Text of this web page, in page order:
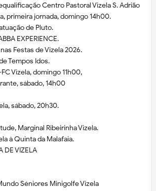
Centro Pastoral Vizela S. Adrião
primeira jornada, domingo 14h00.
de Pluto.
EXPERIENCE.
Festas de Vizela 2026.
Tempos Idos.
Vizela, domingo 11h00,
sábado, 14h00
sábado, 20h30.
Marginal Ribeirinha Vizela.
à Quinta da Malafaia.
DE VIZELA
Séniores Minigolfe Vizela